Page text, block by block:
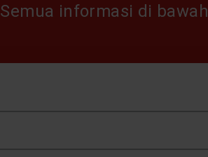
Semua informasi di